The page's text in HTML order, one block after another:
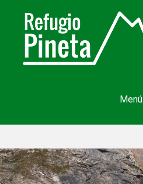
Menú